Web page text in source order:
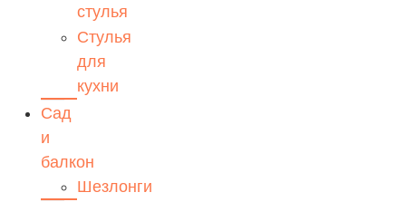
стулья
Стулья
для
кухни
Сад
и
балкон
Шезлонги